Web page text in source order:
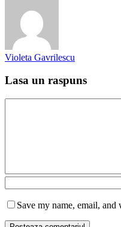
Violeta Gavrilescu
Lasa un raspuns
Save my name, email,